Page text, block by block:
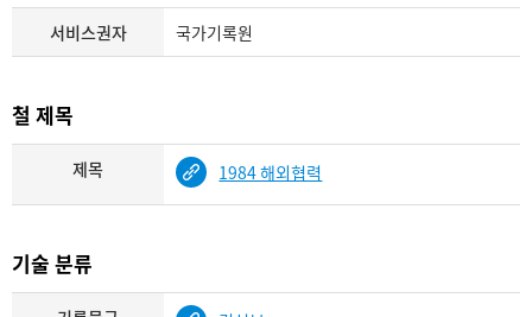
서비스권자 국가기록원
철 제목
제목 1984 해외협력
기술 분류